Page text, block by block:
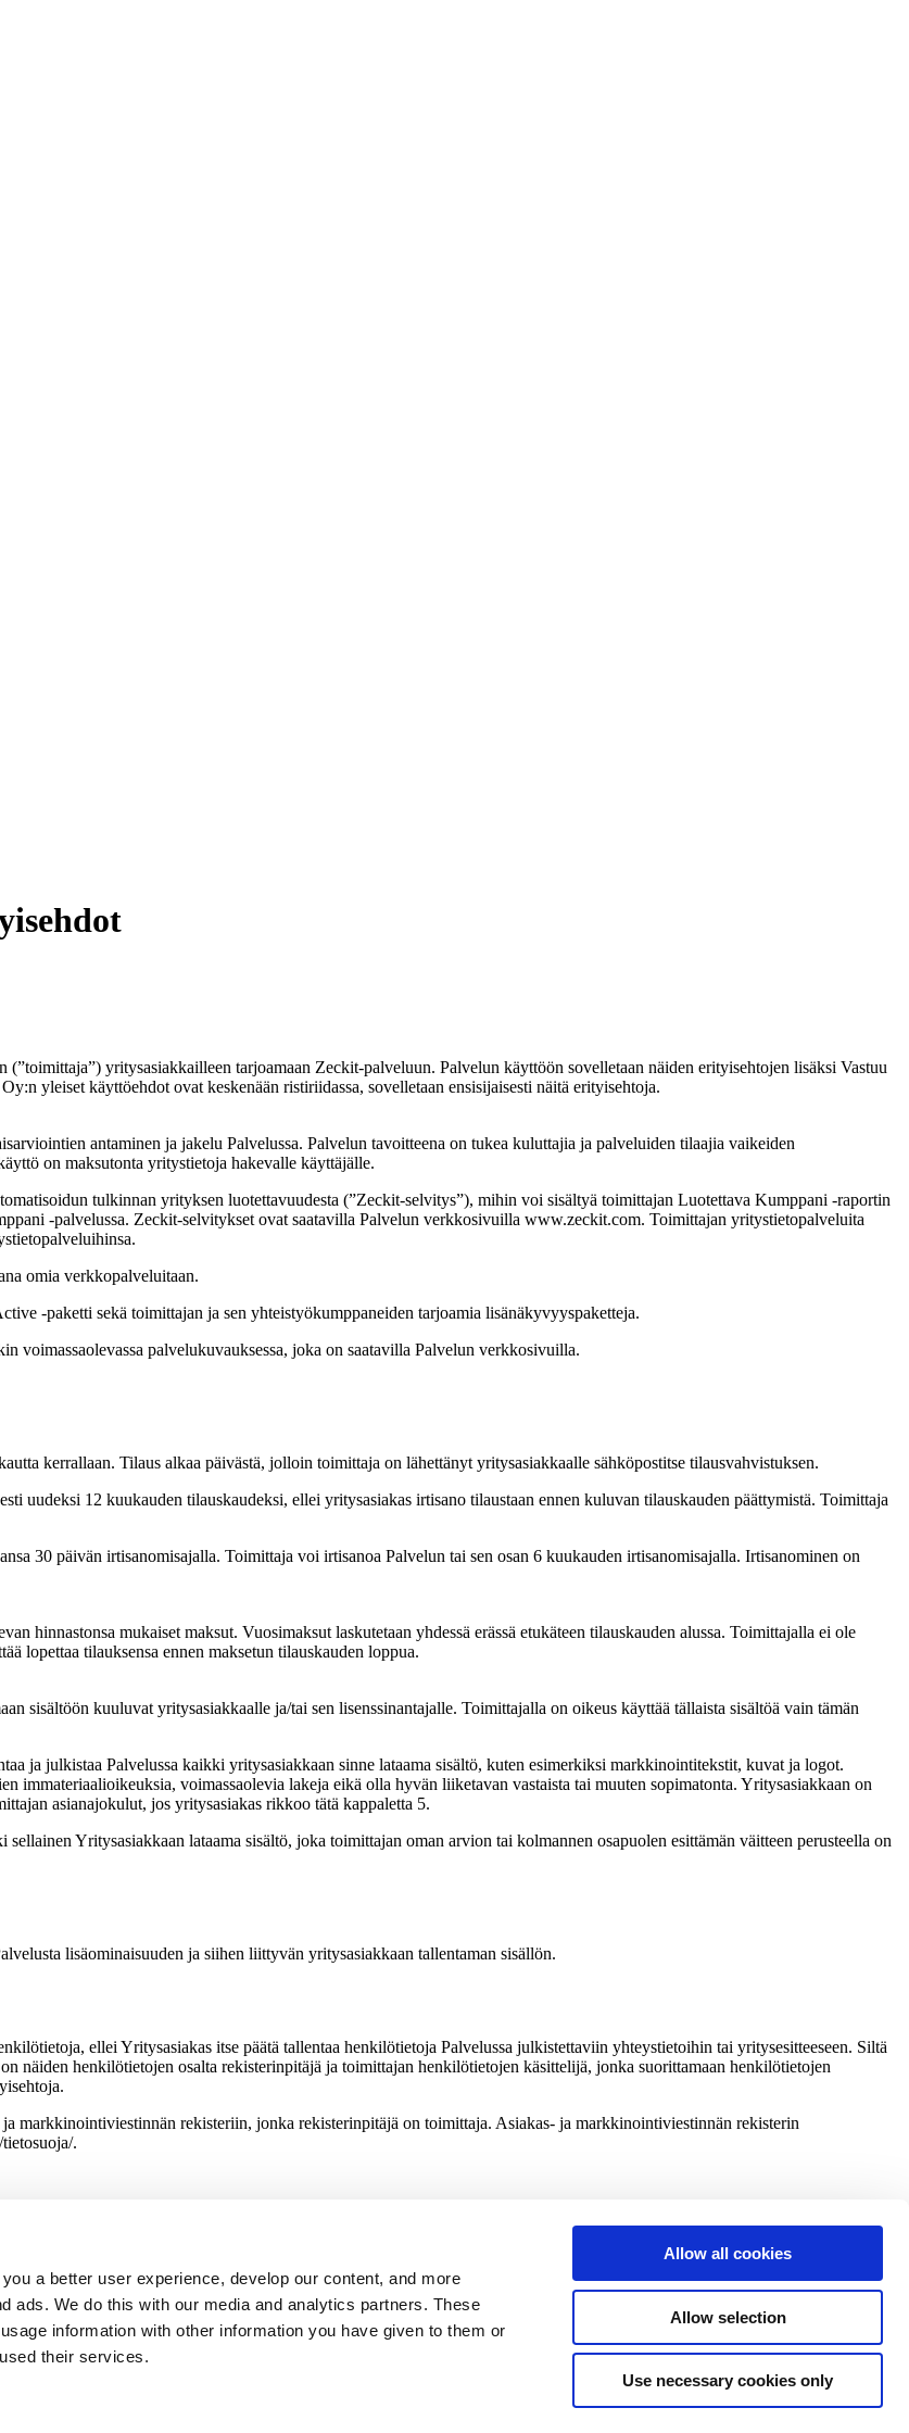
a better user experience, develop our content, and more
ads. We do this with our media and analytics partners. These
information with other information you have given to them or
their services.
Allow all cookies
Allow selection
Use necessary cookies only
yritysasiakkailleen tarjoamaan Zeckit-palveluun. Palvelun käyttöön sovelletaan näiden erityisehtojen lisäksi Vastuu
yleiset käyttöehdot ovat keskenään ristiriidassa, sovelletaan ensisijaisesti näitä erityisehtoja.
antaminen ja jakelu Palvelussa. Palvelun tavoitteena on tukea kuluttajia ja palveluiden tilaajia vaikeiden
on maksutonta yritystietoja hakevalle käyttäjälle.
tulkinnan yrityksen luotettavuudesta (”Zeckit-selvitys”), mihin voi sisältyä toimittajan Luotettava Kumppani -raportin
-palvelussa. Zeckit-selvitykset ovat saatavilla Palvelun verkkosivuilla www.zeckit.com. Toimittajan yritystietopalveluita
omia verkkopalveluitaan.
-paketti sekä toimittajan ja sen yhteistyökumppaneiden tarjoamia lisänäkyvyyspaketteja.
voimassaolevassa palvelukuvauksessa, joka on saatavilla Palvelun verkkosivuilla.
kerrallaan. Tilaus alkaa päivästä, jolloin toimittaja on lähettänyt yritysasiakkaalle sähköpostitse tilausvahvistuksen.
uudeksi 12 kuukauden tilauskaudeksi, ellei yritysasiakas irtisano tilaustaan ennen kuluvan tilauskauden päättymistä. Toimittaja
30 päivän irtisanomisajalla. Toimittaja voi irtisanoa Palvelun tai sen osan 6 kuukauden irtisanomisajalla. Irtisanominen on
hinnastonsa mukaiset maksut. Vuosimaksut laskutetaan yhdessä erässä etukäteen tilauskauden alussa. Toimittajalla ei ole
lopettaa tilauksensa ennen maksetun tilauskauden loppua.
sisältöön kuuluvat yritysasiakkaalle ja/tai sen lisenssinantajalle. Toimittajalla on oikeus käyttää tällaista sisältöä vain tämän
ja julkistaa Palvelussa kaikki yritysasiakkaan sinne lataama sisältö, kuten esimerkiksi markkinointitekstit, kuvat ja logot.
immateriaalioikeuksia, voimassaolevia lakeja eikä olla hyvän liiketavan vastaista tai muuten sopimatonta. Yritysasiakkaan on
asianajokulut, jos yritysasiakas rikkoo tätä kappaletta 5.
Yritysasiakkaan lataama sisältö, joka toimittajan oman arvion tai kolmannen osapuolen esittämän väitteen perusteella on
lisäominaisuuden ja siihen liittyvän yritysasiakkaan tallentaman sisällön.
ellei Yritysasiakas itse päätä tallentaa henkilötietoja Palvelussa julkistettaviin yhteystietoihin tai yritysesitteeseen. Siltä
näiden henkilötietojen osalta rekisterinpitäjä ja toimittajan henkilötietojen käsittelijä, jonka suorittamaan henkilötietojen
markkinointiviestinnän rekisteriin, jonka rekisterinpitäjä on toimittaja. Asiakas- ja markkinointiviestinnän rekisterin
.
Powered by